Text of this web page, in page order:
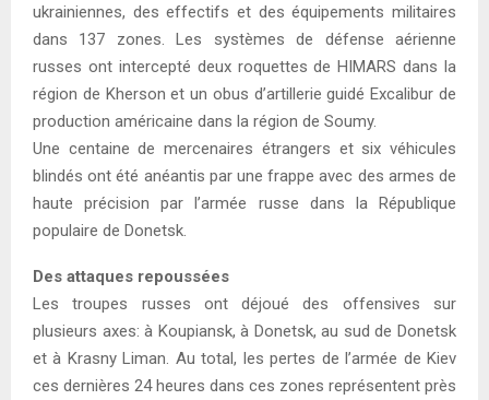
ukrainiennes, des effectifs et des équipements militaires
dans 137 zones. Les systèmes de défense aérienne
russes ont intercepté deux roquettes de HIMARS dans la
région de Kherson et un obus d’artillerie guidé Excalibur de
production américaine dans la région de Soumy.
Une centaine de mercenaires étrangers et six véhicules
blindés ont été anéantis par une frappe avec des armes de
haute précision par l’armée russe dans la République
populaire de Donetsk.
Des attaques repoussées
Les troupes russes ont déjoué des offensives sur
plusieurs axes: à Koupiansk, à Donetsk, au sud de Donetsk
et à Krasny Liman. Au total, les pertes de l’armée de Kiev
ces dernières 24 heures dans ces zones représentent près